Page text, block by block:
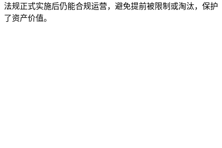
法规正式实施后仍能合规运营，避免提前被限制或淘汰，保护
了资产价值。